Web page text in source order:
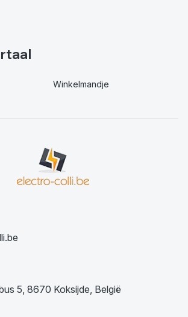
Winkelmandje
5, 8670 Koksijde, België